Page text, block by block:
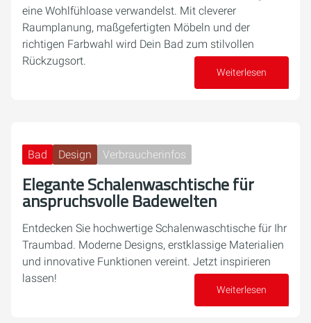
eine Wohlfühloase verwandelst. Mit cleverer
Raumplanung, maßgefertigten Möbeln und der
richtigen Farbwahl wird Dein Bad zum stilvollen
Rückzugsort.
Weiterlesen
Bad Design Verbraucherinfos
Elegante Schalenwaschtische für
anspruchsvolle Badewelten
Entdecken Sie hochwertige Schalenwaschtische für Ihr
Traumbad. Moderne Designs, erstklassige Materialien
und innovative Funktionen vereint. Jetzt inspirieren
lassen!
Weiterlesen